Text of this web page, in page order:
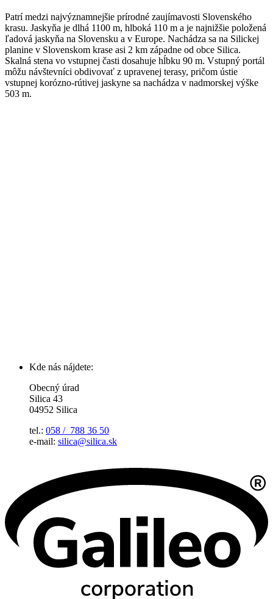
Patrí medzi najvýznamnejšie prírodné zaujímavosti Slovenského
krasu. Jaskyňa je dlhá 1100 m, hlboká 110 m a je najnižšie položená
ľadová jaskyňa na Slovensku a v Europe. Nachádza sa na Silickej
planine v Slovenskom krase asi 2 km západne od obce Silica.
Skalná stena vo vstupnej časti dosahuje hĺbku 90 m. Vstupný portál
môžu návštevníci obdivovať z upravenej terasy, pričom ústie
vstupnej korózno-rútivej jaskyne sa nachádza v nadmorskej výške
503 m.
Kde nás nájdete:
Obecný úrad
Silica 43
04952 Silica
tel.: 058 / 788 36 50
e-mail: silica@silica.sk